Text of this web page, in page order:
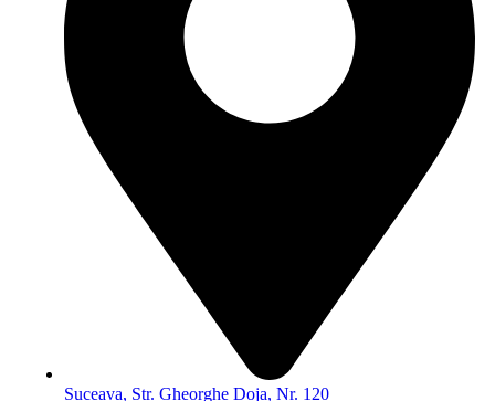
Suceava, Str. Gheorghe Doja, Nr. 120